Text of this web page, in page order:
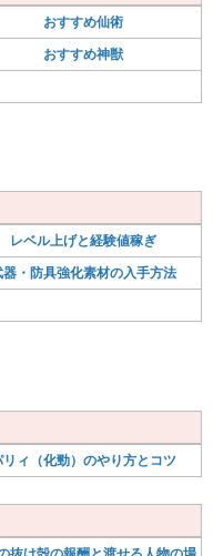
おすすめ仙術
おすすめ神獣
レベル上げと経験値稼ぎ
器・防具強化素材の入手方法
リィ（化勁）のやり方とコツ